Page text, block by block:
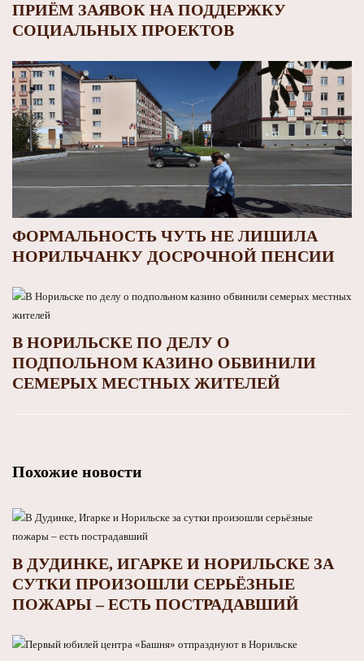
ПРИЁМ ЗАЯВОК НА ПОДДЕРЖКУ
СОЦИАЛЬНЫХ ПРОЕКТОВ
ФОРМАЛЬНОСТЬ ЧУТЬ НЕ ЛИШИЛА
НОРИЛЬЧАНКУ ДОСРОЧНОЙ ПЕНСИИ
В НОРИЛЬСКЕ ПО ДЕЛУ О
ПОДПОЛЬНОМ КАЗИНО ОБВИНИЛИ
СЕМЕРЫХ МЕСТНЫХ ЖИТЕЛЕЙ
Похожие новости
В ДУДИНКЕ, ИГАРКЕ И НОРИЛЬСКЕ ЗА
СУТКИ ПРОИЗОШЛИ СЕРЬЁЗНЫЕ
ПОЖАРЫ – ЕСТЬ ПОСТРАДАВШИЙ